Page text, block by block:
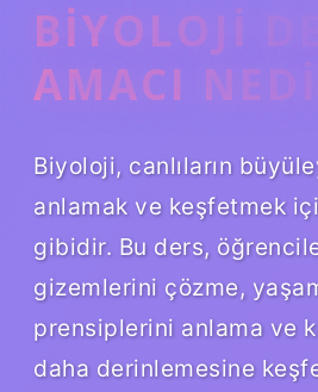
BIYOLOJI
AMACI
Biyoloji, canlıların
anlamak ve keşfetmek
gibidir. Bu ders,
gizemlerini çözme,
prensiplerini anlama ve
daha derinlemesine